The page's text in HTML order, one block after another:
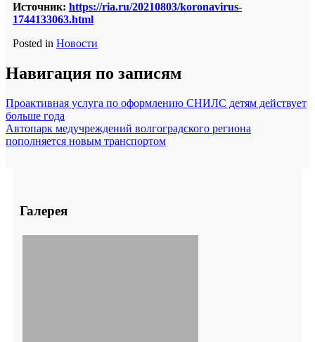
Источник: https://ria.ru/20210803/koronavirus-
1744133063.html
Posted in Новости
Навигация по записям
Проактивная услуга по оформлению СНИЛС детям действует
больше года
Автопарк медучреждений волгоградского региона
пополняется новым транспортом
Галерея